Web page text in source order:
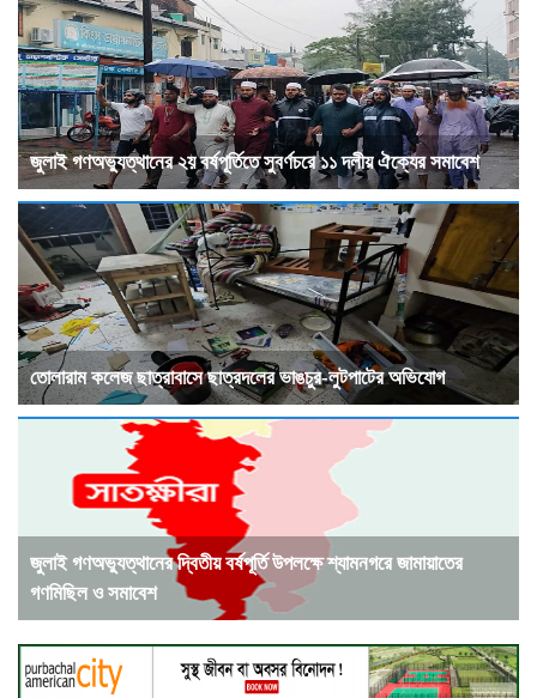
জুলাই গণঅভ্যুত্থানের ২য় বর্ষপূর্তিতে সুবর্ণচরে ১১ দলীয় ঐক্যের সমাবেশ
তোলারাম কলেজ ছাত্রাবাসে ছাত্রদলের ভাঙচুর-লুটপাটের অভিযোগ
জুলাই গণঅভ্যুত্থানের দ্বিতীয় বর্ষপূর্তি উপলক্ষে শ্যামনগরে জামায়াতের
গণমিছিল ও সমাবেশ